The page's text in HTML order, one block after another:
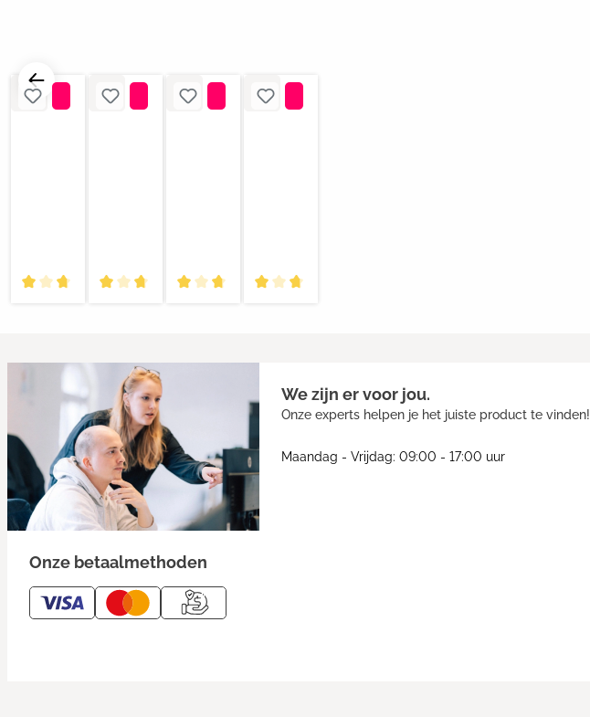
We zijn er voor jou.
Onze experts helpen je het juiste product te vinden!
Maandag - Vrijdag: 09:00 - 17:00 uur
Onze betaalmethoden